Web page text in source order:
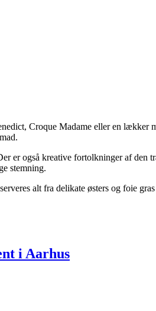
Croque Madame eller en lækker
er også kreative fortolkninger af
stemning.
alt fra delikate østers og foie
i Aarhus